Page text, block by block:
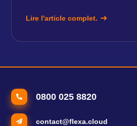
Lire l'article complet.
0800 025 8820
contact@flexa.cloud